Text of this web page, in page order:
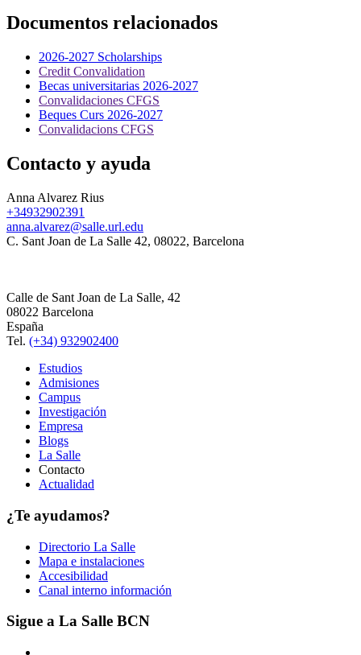
Documentos relacionados
2026-2027 Scholarships
Credit Convalidation
Becas universitarias 2026-2027
Convalidaciones CFGS
Beques Curs 2026-2027
Convalidacions CFGS
Contacto y ayuda
Anna Alvarez Rius
+34932902391
anna.alvarez@salle.url.edu
C. Sant Joan de La Salle 42, 08022, Barcelona
Calle de Sant Joan de La Salle, 42
08022 Barcelona
España
Tel. (+34) 932902400
Estudios
Admisiones
Campus
Investigación
Empresa
Blogs
La Salle
Contacto
Actualidad
¿Te ayudamos?
Directorio La Salle
Mapa e instalaciones
Accesibilidad
Canal interno información
Sigue a La Salle BCN